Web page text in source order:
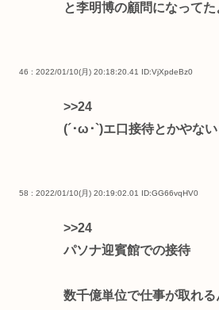
と李明博の顧問になってた
46 : 2022/01/10(月) 20:18:20.41 ID:VjXpdeBz0
>>24
(´･ω･`)エ口接待とかやない
58 : 2022/01/10(月) 20:19:02.01 ID:GG66vqHV0
>>24
パソナ迎賓館での接待
数千億単位で仕事が取れ